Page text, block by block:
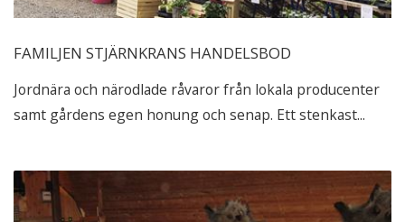
FAMILJEN STJÄRNKRANS HANDELSBOD
Jordnära och närodlade råvaror från lokala producenter
samt gårdens egen honung och senap. Ett stenkast...